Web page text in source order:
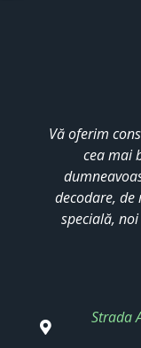
Vă oferim
cea mai
decodare,
specială,
Strada